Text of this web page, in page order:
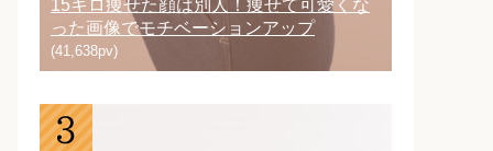
15キロ痩せた顔は別人！痩せて可愛くな
った画像でモチベーションアップ
(41,638pv)